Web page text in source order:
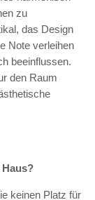
zu
das Design
Note verleihen
beeinflussen.
den Raum
keinen Platz für